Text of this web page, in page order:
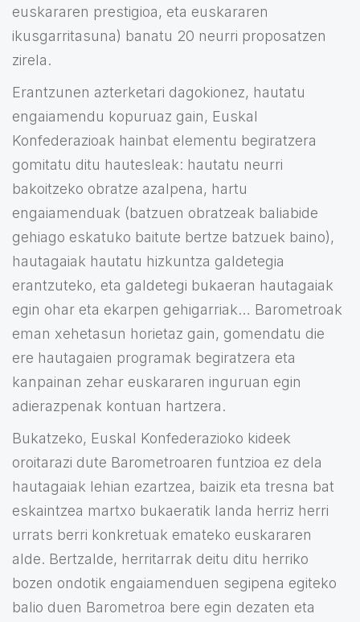
euskararen prestigioa, eta euskararen
ikusgarritasuna) banatu 20 neurri proposatzen
zirela.
Erantzunen azterketari dagokionez, hautatu
engaiamendu kopuruaz gain, Euskal
Konfederazioak hainbat elementu begiratzera
gomitatu ditu hautesleak: hautatu neurri
bakoitzeko obratze azalpena, hartu
engaiamenduak (batzuen obratzeak baliabide
gehiago eskatuko baitute bertze batzuek baino),
hautagaiak hautatu hizkuntza galdetegia
erantzuteko, eta galdetegi bukaeran hautagaiak
egin ohar eta ekarpen gehigarriak… Barometroak
eman xehetasun horietaz gain, gomendatu die
ere hautagaien programak begiratzera eta
kanpainan zehar euskararen inguruan egin
adierazpenak kontuan hartzera.
Bukatzeko, Euskal Konfederazioko kideek
oroitarazi dute Barometroaren funtzioa ez dela
hautagaiak lehian ezartzea, baizik eta tresna bat
eskaintzea martxo bukaeratik landa herriz herri
urrats berri konkretuak emateko euskararen
alde. Bertzalde, herritarrak deitu ditu herriko
bozen ondotik engaiamenduen segipena egiteko
balio duen Barometroa bere egin dezaten eta